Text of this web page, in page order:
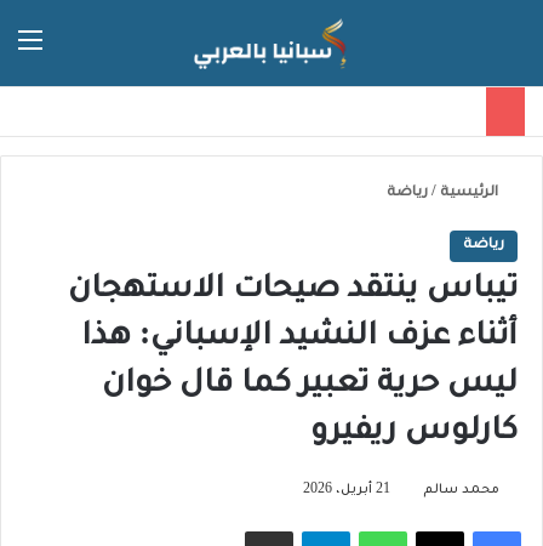
الرئيسية / رياضة
رياضة
تيباس ينتقد صيحات الاستهجان
أثناء عزف النشيد الإسباني: هذا
ليس حرية تعبير كما قال خوان
كارلوس ريفيرو
محمد سالم 21 أبريل، 2026
فيسبوك‫X واتساب تيلقرام مشاركة عبر البريد